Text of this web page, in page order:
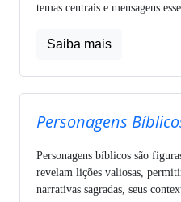
temas centrais e mensagens
Saiba mais
Personagens
Personagens bíblicos são
revelam lições valiosas,
narrativas sagradas, seus